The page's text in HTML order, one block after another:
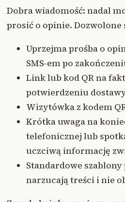
Dobra wiadomość: nadal
prosić o opinie. Dozwolone
Uprzejma prośba o
SMS-em po
Link lub kod QR na
potwierdzeniu
Wizytówka z kodem
Krótka uwaga na
telefonicznej lub
uczciwą informację
Standardowe
narzucają treści i nie